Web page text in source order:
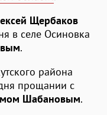
Щербаков
в селе Осиновка
.
района
прощании с
Шабановым.